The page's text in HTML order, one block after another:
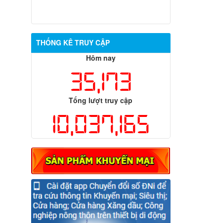
THỐNG KÊ TRUY CẬP
Hôm nay
35,173
Tổng lượt truy cập
10,037,165